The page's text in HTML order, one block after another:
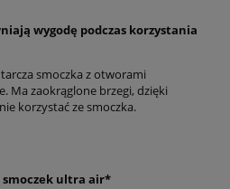
wygodę podczas korzystania
smoczka z otworami
Ma zaokrąglone brzegi, dzięki
korzystać ze smoczka.
smoczek ultra air*